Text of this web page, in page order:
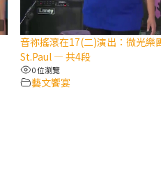
音祢搖滾在17(二)演出：微光
St.Paul — 共4段
0 位瀏覽
藝文饗宴